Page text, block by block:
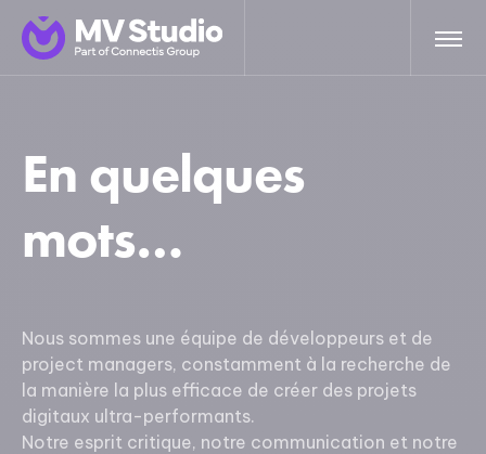
En quelques
mots…
Nous sommes une équipe de développeurs et de
project managers, constamment à la recherche de
la manière la plus efficace de créer des projets
digitaux ultra-performants.
Notre esprit critique, notre communication et notre